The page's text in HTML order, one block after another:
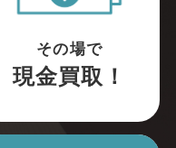
その場で
現金買取！